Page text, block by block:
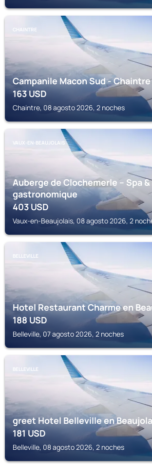
CHAINTRE
Campanile Macon Sud - Chaintre
163USD
Chaintre, 08 agosto 2026, 2 noches
VAUX-EN-BEAUJOLAIS
Auberge de Clochemerle – Spa
gastronomique
403USD
Vaux-en-Beaujolais, 08 agosto 2026, 2
BELLEVILLE
Hotel Restaurant Charme en
188USD
Belleville, 07 agosto 2026, 2 noches
BELLEVILLE
greet Hotel Belleville en
181USD
Belleville, 08 agosto 2026, 2 noches